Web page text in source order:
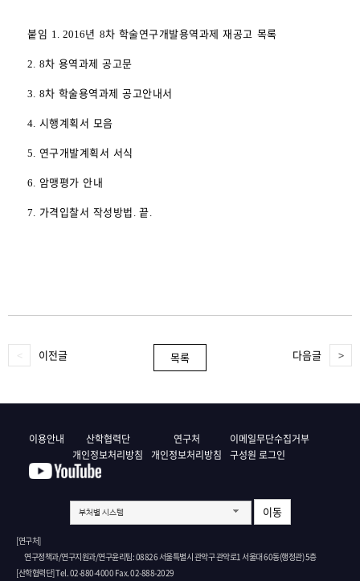
붙임 1. 2016년 8차 학술연구개발용역과제 재공고 목록
2. 8차 용역과제 공고문
3. 8차 학술용역과제 공고안내서
4. 시행계획서 모음
5. 연구개발계획서 서식
6. 암맹평가 안내
7. 가격입찰서 작성방법 . 끝.
이전글 목록 다음글
이용안내
산학협력단
개인정보처리방침
연구처
개인정보처리방침
이메일무단수집거부
구성원 로그인
부처별 시스템 이동
[연구처]
연구정책과/연구지원과/연구윤리팀: 08826 서울특별시 관악구 관악로1 서울대 60동(행정관) 5층
[산학협력단] Tel. 02-880-4000 Fax. 02-888-2029